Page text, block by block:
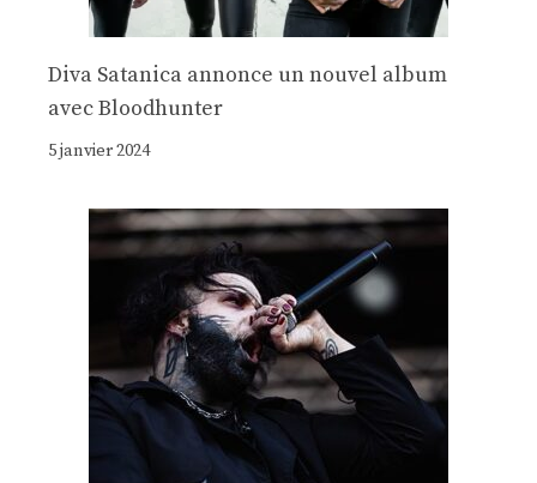
Diva Satanica annonce un nouvel album
avec Bloodhunter
5 janvier 2024